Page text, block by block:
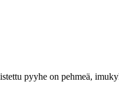
pyyhe on pehmeä,